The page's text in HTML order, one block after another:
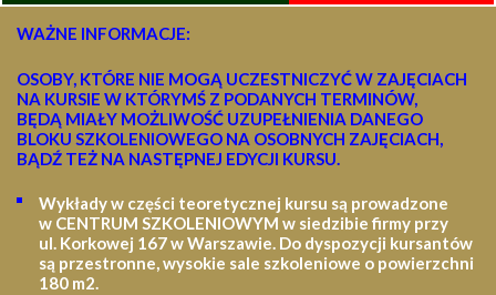
WAŻNE INFORMACJE:
OSOBY, KTÓRE NIE MOGĄ UCZESTNICZYĆ W ZAJĘCIACH
NA KURSIE W KTÓRYMŚ Z PODANYCH TERMINÓW,
BĘDĄ MIAŁY MOŻLIWOŚĆ UZUPEŁNIENIA DANEGO
BLOKU SZKOLENIOWEGO NA OSOBNYCH ZAJĘCIACH,
BĄDŹ TEŻ NA NASTĘPNEJ EDYCJI KURSU.
Wykłady w części teoretycznej kursu są prowadzone
w CENTRUM SZKOLENIOWYM w siedzibie firmy przy
ul. Korkowej 167 w Warszawie. Do dyspozycji kursantów
są przestronne, wysokie sale szkoleniowe o powierzchni
180 m2.